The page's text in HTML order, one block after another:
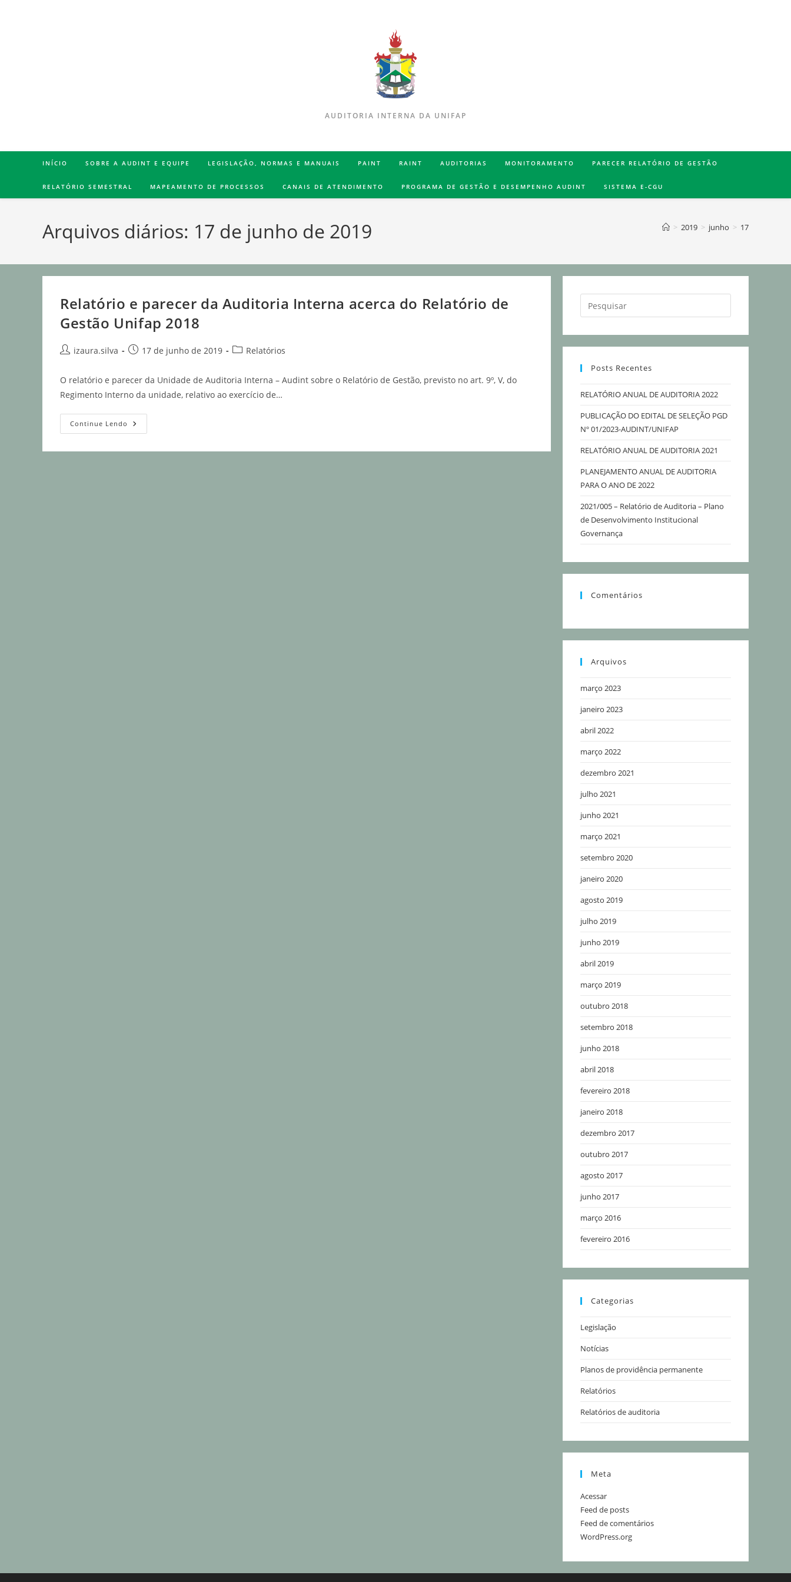
AUDITORIA INTERNA DA UNIFAP
INÍCIO SOBRE A AUDINT E EQUIPE LEGISLAÇÃO, NORMAS E MANUAIS PAINT RAINT AUDITORIAS MONITORAMENTO PARECER RELATÓRIO DE GESTÃO
RELATÓRIO SEMESTRAL MAPEAMENTO DE PROCESSOS CANAIS DE ATENDIMENTO PROGRAMA DE GESTÃO E DESEMPENHO AUDINT SISTEMA E-CGU
Arquivos diários: 17 de junho de 2019 > 2019 > junho > 17
Relatório e parecer da Auditoria Interna acerca do Relatório de
Gestão Unifap 2018
izaura.silva 17 de junho de 2019 Relatórios
O relatório e parecer da Unidade de Auditoria Interna – Audint sobre o Relatório de Gestão, previsto no art. 9º, V, do
Regimento Interno da unidade, relativo ao exercício de…
Continue Lendo
Posts Recentes
RELATÓRIO ANUAL DE AUDITORIA 2022
PUBLICAÇÃO DO EDITAL DE SELEÇÃO PGD
Nº 01/2023-AUDINT/UNIFAP
RELATÓRIO ANUAL DE AUDITORIA 2021
PLANEJAMENTO ANUAL DE AUDITORIA
PARA O ANO DE 2022
2021/005 – Relatório de Auditoria – Plano
de Desenvolvimento Institucional
Governança
Comentários
Arquivos
março 2023
janeiro 2023
abril 2022
março 2022
dezembro 2021
julho 2021
junho 2021
março 2021
setembro 2020
janeiro 2020
agosto 2019
julho 2019
junho 2019
abril 2019
março 2019
outubro 2018
setembro 2018
junho 2018
abril 2018
fevereiro 2018
janeiro 2018
dezembro 2017
outubro 2017
agosto 2017
junho 2017
março 2016
fevereiro 2016
Categorias
Legislação
Notícias
Planos de providência permanente
Relatórios
Relatórios de auditoria
Meta
Acessar
Feed de posts
Feed de comentários
WordPress.org